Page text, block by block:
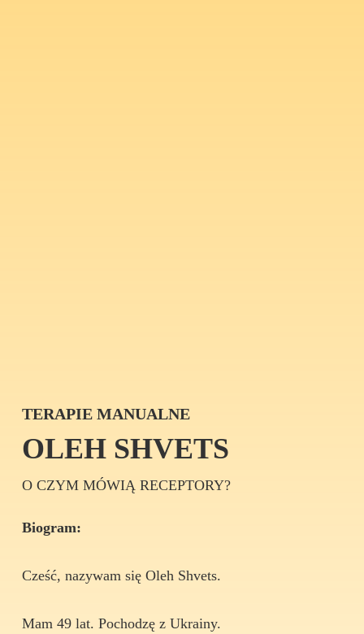
TERAPIE MANUALNE
OLEH SHVETS
O CZYM MÓWIĄ RECEPTORY?
Biogram:
Cześć, nazywam się Oleh Shvets.
Mam 49 lat. Pochodzę z Ukrainy.